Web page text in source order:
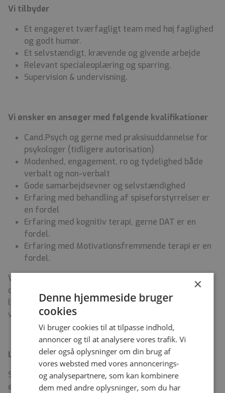
Vi tilbyder
Et engageret tværfagligt team med høj faglighed
og godt humør.
Et selvstændigt, krævende og givende arbejde
Relevant specialeoplæring og sparring.
Supervision & undervisning.
Vi ønsker en ansøger med følgende kvalifikationer
Cand.Psych og gerne med praksisuddannelse for
psykologer (tidligere autorisation)
Modenhed, engagement, ro og tydelighed både
verbalt og non-verbalt
Gode samarbejdsevner og selvstændighed
Erfaring med behandling af spiseforstyrrelser er
en fordel
Erfaring med kognitiv terapi, gerne DAT er en
fordel.
Erfaring med Motivationsfremmende terapi er en
fordel.
Vi søger en psykolog, som ikke nødvendigvis har alle
ovenstående kompetencer, men modenhed og ro samt
lysten og evnen til at indgå i det tværfaglige arbejde,
vil blive prioriteret højt.
Løn- og ansættelsesvilkår
Stillingen er til besættelse pr. den 1. september 2026
eller efter aftale.
×
Denne hjemmeside bruger
cookies
Vi bruger cookies til at tilpasse indhold,
annoncer og til at analysere vores trafik. Vi
deler også oplysninger om din brug af
vores websted med vores annoncerings-
og analysepartnere, som kan kombinere
dem med andre oplysninger, som du har